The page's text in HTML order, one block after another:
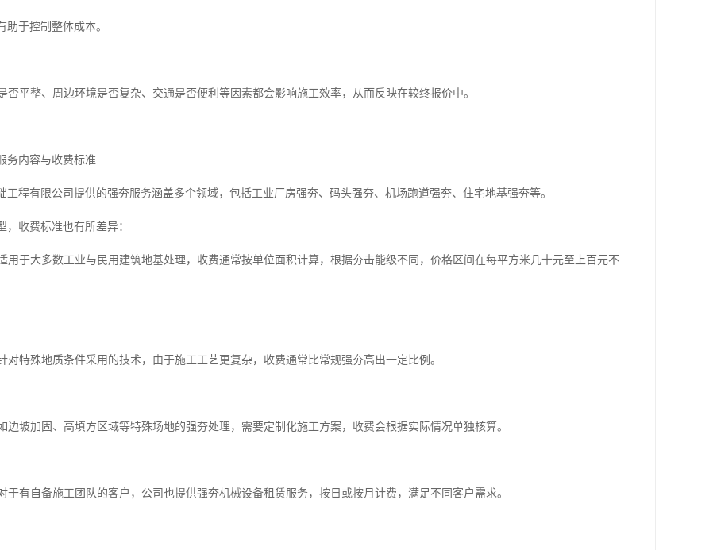
助于控制整体成本。
否平整、周边环境是否复杂、交通是否便利等因素都会影响施工效率，从而反映在较终报价中。
务内容与收费标准
工程有限公司提供的强夯服务涵盖多个领域，包括工业厂房强夯、码头强夯、机场跑道强夯、住宅地基强夯等。
，收费标准也有所差异：
用于大多数工业与民用建筑地基处理，收费通常按单位面积计算，根据夯击能级不同，价格区间在每平方米几十元至上百元不
对特殊地质条件采用的技术，由于施工工艺更复杂，收费通常比常规强夯高出一定比例。
边坡加固、高填方区域等特殊场地的强夯处理，需要定制化施工方案，收费会根据实际情况单独核算。
于有自备施工团队的客户，公司也提供强夯机械设备租赁服务，按日或按月计费，满足不同客户需求。